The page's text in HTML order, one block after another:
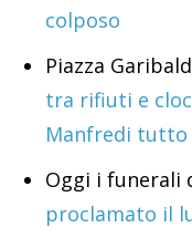
colposo
Piazza
tra rifiuti e
Manfredi tutto
Oggi i funerali
proclamato il